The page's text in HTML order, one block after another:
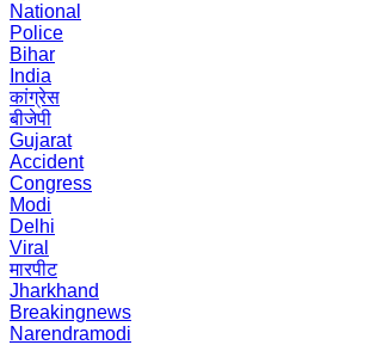
National
Police
Bihar
India
कांग्रेस
बीजेपी
Gujarat
Accident
Congress
Modi
Delhi
Viral
मारपीट
Jharkhand
Breakingnews
Narendramodi